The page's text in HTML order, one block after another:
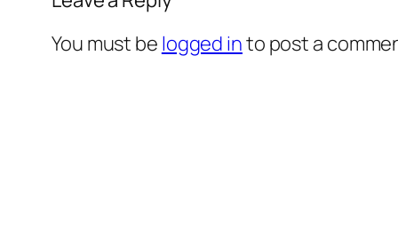
You must be logged into post a